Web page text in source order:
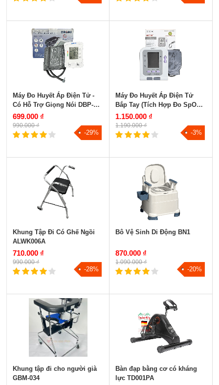
Máy Đo Huyết Áp Điện Tử -
Có Hỗ Trợ Giọng Nói DBP-
1209
699.000 ₫
990.000 ₫
-29%
Máy Đo Huyết Áp Điện Tử
Bắp Tay (Tích Hợp Đo SpO2)
CONTEC08C
1.150.000 ₫
1.190.000 ₫
-3%
Khung Tập Đi Có Ghế Ngồi
ALWK006A
710.000 ₫
990.000 ₫
-28%
Bô Vệ Sinh Di Động BN1
870.000 ₫
1.090.000 ₫
-20%
Khung tập đi cho người già
GBM-034
Bàn đạp bằng cơ có kháng
lực TD001PA